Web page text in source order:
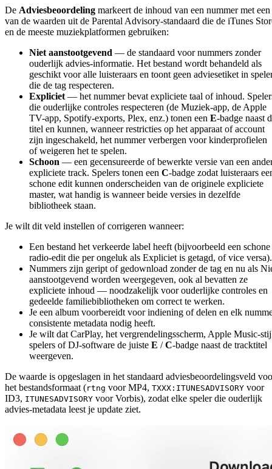
De Adviesbeoordeling markeert de inhoud van een nummer met een
van de waarden uit de Parental Advisory-standaard die de iTunes
en de meeste muziekplatformen gebruiken:
Niet aanstootgevend — de standaard voor nummers zonder
ouderlijk advies-informatie. Het bestand wordt behandeld als
geschikt voor alle luisteraars en toont geen adviesetiket in
die de tag respecteren.
Expliciet — het nummer bevat expliciete taal of inhoud.
die ouderlijke controles respecteren (de Muziek-app, de Apple
TV-app, Spotify-exports, Plex, enz.) tonen een E-badge naast
titel en kunnen, wanneer restricties op het apparaat of account
zijn ingeschakeld, het nummer verbergen voor kinderprofielen
of weigeren het te spelen.
Schoon — een gecensureerde of bewerkte versie van een
expliciete track. Spelers tonen een C-badge zodat luisteraars
schone edit kunnen onderscheiden van de originele expliciete
master, wat handig is wanneer beide versies in dezelfde
bibliotheek staan.
Je wilt dit veld instellen of corrigeren wanneer:
Een bestand het verkeerde label heeft (bijvoorbeeld een schone
radio-edit die per ongeluk als Expliciet is getagd, of vice versa).
Nummers zijn geript of gedownload zonder de tag en nu als
aanstootgevend worden weergegeven, ook al bevatten ze
expliciete inhoud — noodzakelijk voor ouderlijke controles en
gedeelde familiebibliotheken om correct te werken.
Je een album voorbereidt voor indiening of delen en elk
consistente metadata nodig heeft.
Je wilt dat CarPlay, het vergrendelingsscherm, Apple Music-
spelers of DJ-software de juiste E /C-badge naast de tracktitel
weergeven.
De waarde is opgeslagen in het standaard adviesbeoordelingsveld
het bestandsformaat (rtng voor MP4, TXXX:ITUNESADVISORY voor
ID3, ITUNESADVISORY voor Vorbis), zodat elke speler die ouderlijk
advies-metadata leest je update ziet.